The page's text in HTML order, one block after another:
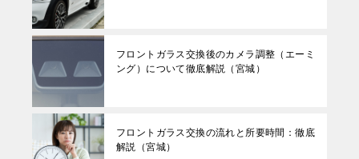
フロントガラス交換後のカメラ調整（エーミ
ング）について徹底解説（宮城）
フロントガラス交換の流れと所要時間：徹底
解説（宮城）